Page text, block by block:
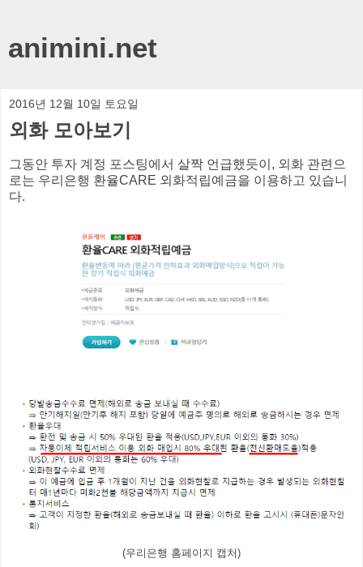
animini.net
2016년 12월 10일 토요일
외화 모아보기
그동안 투자 계정 포스팅에서 살짝 언급했듯이, 외화 관련으
로는 우리은행 환율CARE 외화적립예금을 이용하고 있습니
다.
(우리은행 홈페이지 캡처)